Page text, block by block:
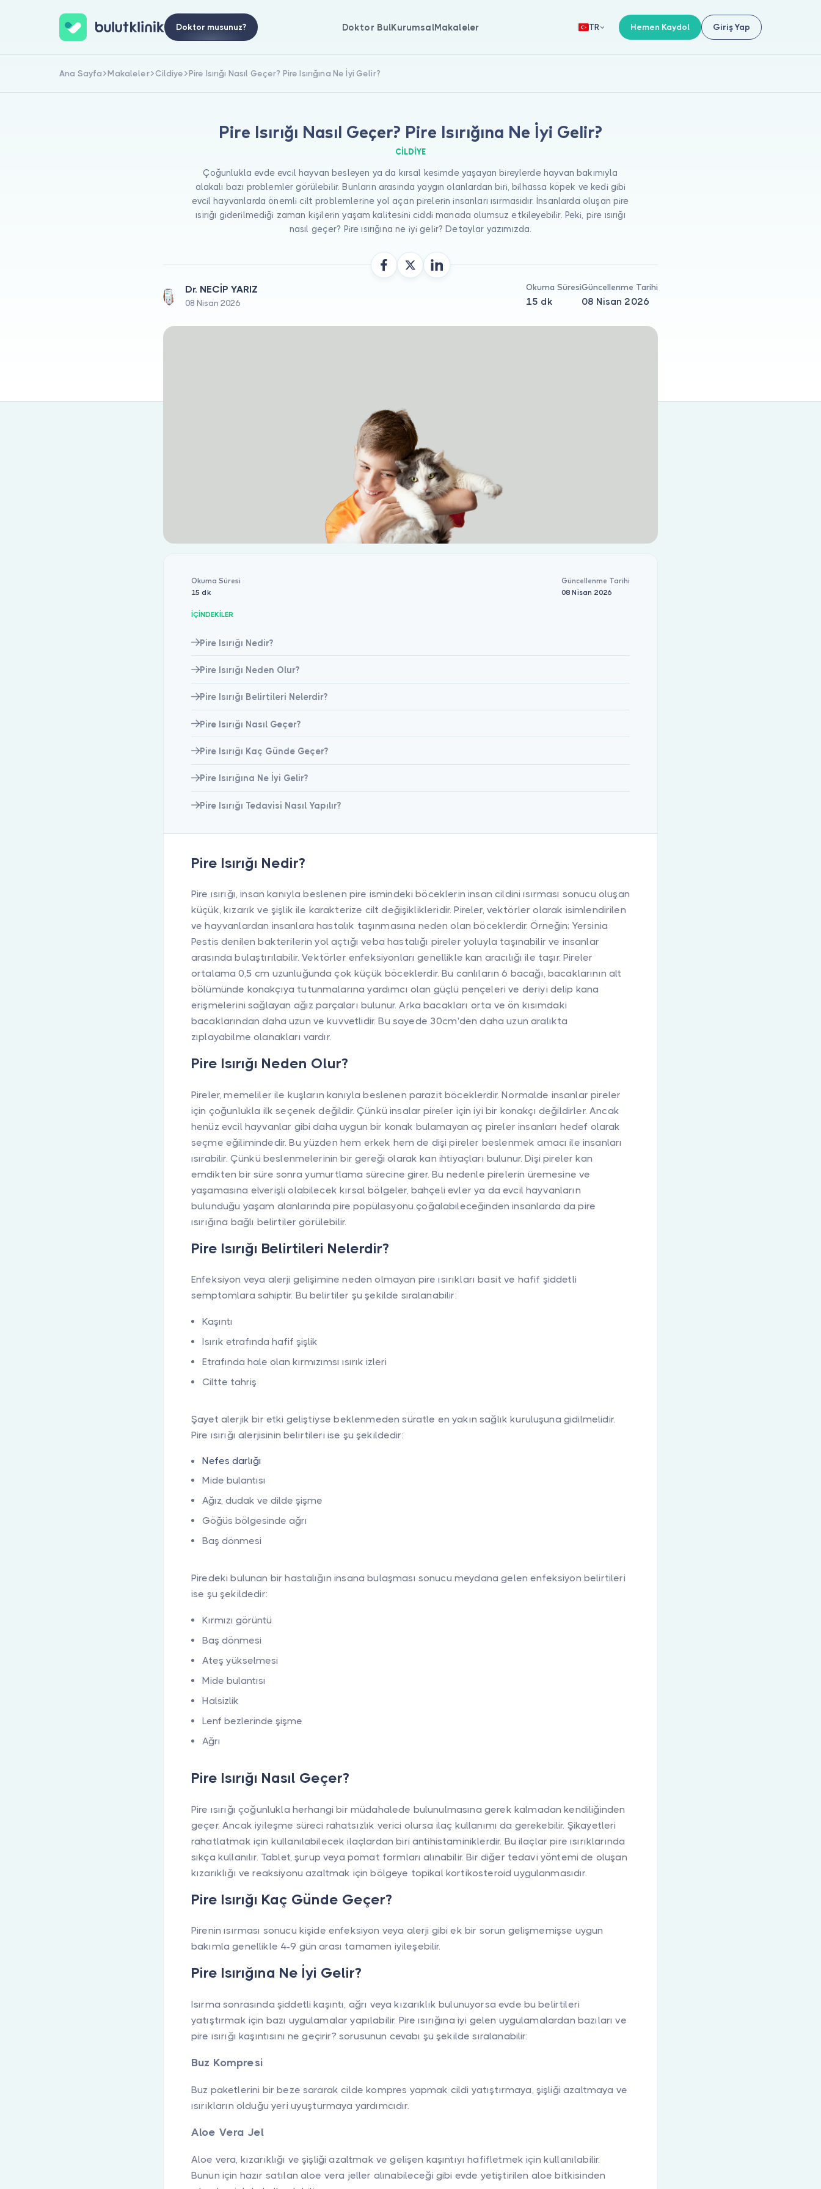
Doktor musunuz? Doktor BulKurumsalMakaleler TR Hemen Kaydol Giriş Yap
Ana Sayfa Makaleler Cildiye Pire Isırığı Nasıl Geçer? Pire Isırığına Ne İyi Gelir?
Pire Isırığı Nasıl Geçer? Pire Isırığına Ne İyi Gelir?
CILDIYE
Çoğunlukla evde evcil hayvan besleyen ya da kırsal kesimde yaşayan bireylerde hayvan bakımıyla
alakalı bazı problemler görülebilir. Bunların arasında yaygın olanlardan biri, bilhassa köpek ve kedi gibi
evcil hayvanlarda önemli cilt problemlerine yol açan pirelerin insanları ısırmasıdır. İnsanlarda oluşan pire
ısırığı giderilmediği zaman kişilerin yaşam kalitesini ciddi manada olumsuz etkileyebilir. Peki, pire ısırığı
nasıl geçer? Pire ısırığına ne iyi gelir? Detaylar yazımızda.
Dr. NECİP YARIZ
08 Nisan 2026
Okuma Süresi
15 dk
Güncellenme Tarihi
08 Nisan 2026
Okuma Süresi
15 dk
Güncellenme Tarihi
08 Nisan 2026
İÇİNDEKİLER
Pire Isırığı Nedir?
Pire Isırığı Neden Olur?
Pire Isırığı Belirtileri Nelerdir?
Pire Isırığı Nasıl Geçer?
Pire Isırığı Kaç Günde Geçer?
Pire Isırığına Ne İyi Gelir?
Pire Isırığı Tedavisi Nasıl Yapılır?
Pire Isırığı Nedir?
Pire ısırığı, insan kanıyla beslenen pire ismindeki böceklerin insan cildini ısırması sonucu oluşan
küçük, kızarık ve şişlik ile karakterize cilt değişiklikleridir. Pireler, vektörler olarak isimlendirilen
ve hayvanlardan insanlara hastalık taşınmasına neden olan böceklerdir. Örneğin; Yersinia
Pestis denilen bakterilerin yol açtığı veba hastalığı pireler yoluyla taşınabilir ve insanlar
arasında bulaştırılabilir. Vektörler enfeksiyonları genellikle kan aracılığı ile taşır. Pireler
ortalama 0,5 cm uzunluğunda çok küçük böceklerdir. Bu canlıların 6 bacağı, bacaklarının alt
bölümünde konakçıya tutunmalarına yardımcı olan güçlü pençeleri ve deriyi delip kana
erişmelerini sağlayan ağız parçaları bulunur. Arka bacakları orta ve ön kısımdaki
bacaklarından daha uzun ve kuvvetlidir. Bu sayede 30cm'den daha uzun aralıkta
zıplayabilme olanakları vardır.
Pire Isırığı Neden Olur?
Pireler, memeliler ile kuşların kanıyla beslenen parazit böceklerdir. Normalde insanlar pireler
için çoğunlukla ilk seçenek değildir. Çünkü insalar pireler için iyi bir konakçı değildirler. Ancak
henüz evcil hayvanlar gibi daha uygun bir konak bulamayan aç pireler insanları hedef olarak
seçme eğilimindedir. Bu yüzden hem erkek hem de dişi pireler beslenmek amacı ile insanları
ısırabilir. Çünkü beslenmelerinin bir gereği olarak kan ihtiyaçları bulunur. Dişi pireler kan
emdikten bir süre sonra yumurtlama sürecine girer. Bu nedenle pirelerin üremesine ve
yaşamasına elverişli olabilecek kırsal bölgeler, bahçeli evler ya da evcil hayvanların
bulunduğu yaşam alanlarında pire popülasyonu çoğalabileceğinden insanlarda da pire
ısırığına bağlı belirtiler görülebilir.
Pire Isırığı Belirtileri Nelerdir?
Enfeksiyon veya alerji gelişimine neden olmayan pire ısırıkları basit ve hafif şiddetli
semptomlara sahiptir. Bu belirtiler şu şekilde sıralanabilir:
Kaşıntı
Isırık etrafında hafif şişlik
Etrafında hale olan kırmızımsı ısırık izleri
Ciltte tahriş
Şayet alerjik bir etki geliştiyse beklenmeden süratle en yakın sağlık kuruluşuna gidilmelidir.
Pire ısırığı alerjisinin belirtileri ise şu şekildedir:
Nefes darlığı
Mide bulantısı
Ağız, dudak ve dilde şişme
Göğüs bölgesinde ağrı
Baş dönmesi
Piredeki bulunan bir hastalığın insana bulaşması sonucu meydana gelen enfeksiyon belirtileri
ise şu şekildedir:
Kırmızı görüntü
Baş dönmesi
Ateş yükselmesi
Mide bulantısı
Halsizlik
Lenf bezlerinde şişme
Ağrı
Pire Isırığı Nasıl Geçer?
Pire ısırığı çoğunlukla herhangi bir müdahalede bulunulmasına gerek kalmadan kendiliğinden
geçer. Ancak iyileşme süreci rahatsızlık verici olursa ilaç kullanımı da gerekebilir. Şikayetleri
rahatlatmak için kullanılabilecek ilaçlardan biri antihistaminiklerdir. Bu ilaçlar pire ısırıklarında
sıkça kullanılır. Tablet, şurup veya pomat formları alınabilir. Bir diğer tedavi yöntemi de oluşan
kızarıklığı ve reaksiyonu azaltmak için bölgeye topikal kortikosteroid uygulanmasıdır.
Pire Isırığı Kaç Günde Geçer?
Pirenin ısırması sonucu kişide enfeksiyon veya alerji gibi ek bir sorun gelişmemişse uygun
bakımla genellikle 4-9 gün arası tamamen iyileşebilir.
Pire Isırığına Ne İyi Gelir?
Isırma sonrasında şiddetli kaşıntı, ağrı veya kızarıklık bulunuyorsa evde bu belirtileri
yatıştırmak için bazı uygulamalar yapılabilir. Pire ısırığına iyi gelen uygulamalardan bazıları ve
pire ısırığı kaşıntısını ne geçirir? sorusunun cevabı şu şekilde sıralanabilir:
Buz Kompresi
Buz paketlerini bir beze sararak cilde kompres yapmak cildi yatıştırmaya, şişliği azaltmaya ve
ısırıkların olduğu yeri uyuşturmaya yardımcıdır.
Aloe Vera Jel
Aloe vera, kızarıklığı ve şişliği azaltmak ve gelişen kaşıntıyı hafifletmek için kullanılabilir.
Bunun için hazır satılan aloe vera jeller alınabileceği gibi evde yetiştirilen aloe bitkisinden